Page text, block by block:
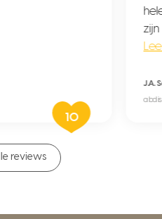
10
J.A.
reviews